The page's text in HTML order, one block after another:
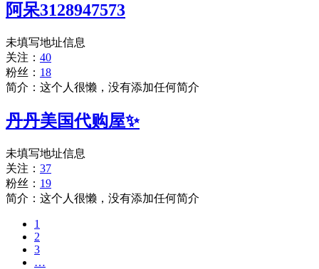
阿呆3128947573
未填写地址信息
关注： 40
粉丝： 18
简介：这个人很懒，没有添加任何简介
丹丹美国代购屋✨
未填写地址信息
关注： 37
粉丝： 19
简介：这个人很懒，没有添加任何简介
1
2
3
…